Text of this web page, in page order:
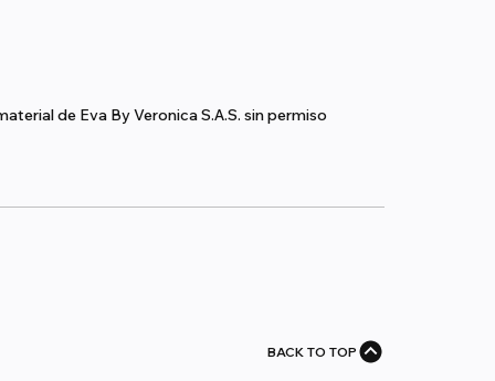
de Eva By Veronica S.A.S. sin permiso
BACK TO TOP